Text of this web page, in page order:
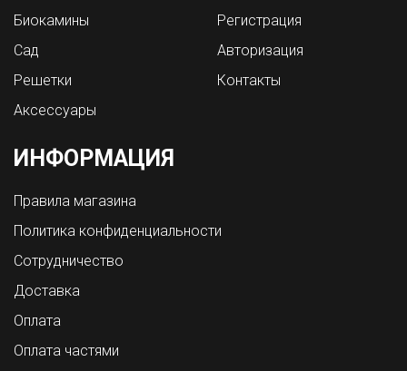
Биокамины
Сад
Решетки
Аксессуары
Регистрация
Авторизация
Контакты
ИНФОРМАЦИЯ
Правила магазина
Политика конфиденциальности
Сотрудничество
Доставка
Оплата
Оплата частями